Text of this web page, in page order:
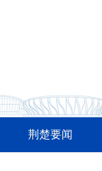
荆楚要闻